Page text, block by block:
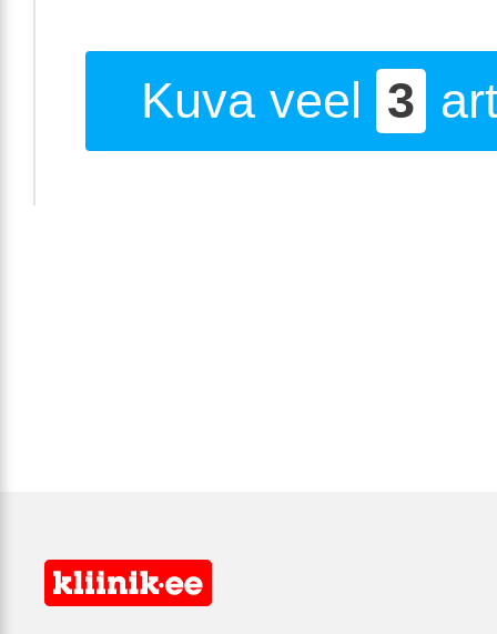
Kuva veel 3